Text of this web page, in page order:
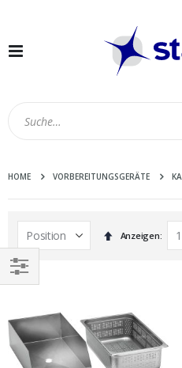
Navigation
HOME VORBEREITUNGSGERÄTE
InAnzeigen
EINKAUFEN